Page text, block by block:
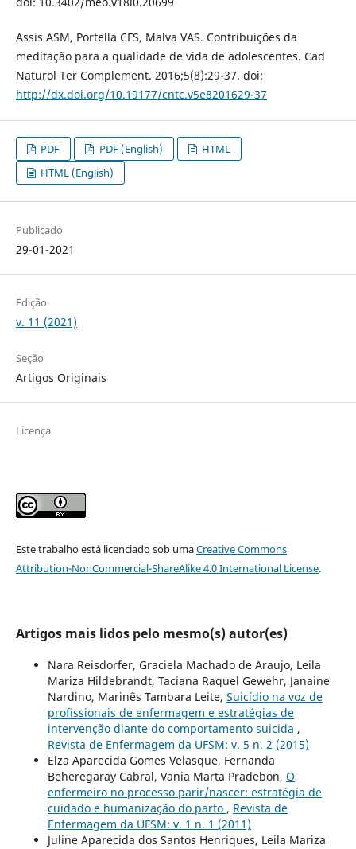
Assis ASM, Portella CFS, Malva VAS. Contribuições da
meditação para a qualidade de vida de adolescentes. Cad
Naturol Ter Complement. 2016;5(8):29-37. doi:
http://dx.doi.org/10.19177/cntc.v5e8201629-37
PDF PDF (English)
HTML
HTML (English)
Publicado
29-01-2021
Edição
v. 11 (2021)
Seção
Artigos Originais
Licença
Este trabalho está licenciado sob umaCreative Commons
Attribution-NonCommercial-ShareAlike 4.0 International License.
Artigos mais lidos pelo mesmo(s) autor(es)
Nara Reisdorfer, Graciela Machado de Araujo, Leila
Mariza Hildebrandt, Taciana Raquel Gewehr, Janaine
Nardino, Marinês Tambara Leite, Suicídio na voz de
profissionais de enfermagem e estratégias de
intervenção diante do comportamento suicida ,
Revista de Enfermagem da UFSM: v. 5 n. 2 (2015)
Elza Aparecida Gomes Velasque, Fernanda
Beheregaray Cabral, Vania Marta Pradebon, O
enfermeiro no processo parir/nascer: estratégia de
cuidado e humanização do parto , Revista de
Enfermagem da UFSM: v. 1 n. 1 (2011)
Juline Aparecida dos Santos Henriques, Leila Mariza